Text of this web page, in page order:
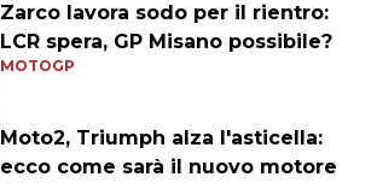
Zarco lavora sodo per il rientro:
LCR spera, GP Misano possibile?
MOTOGP
Moto2, Triumph alza l'asticella:
ecco come sarà il nuovo motore